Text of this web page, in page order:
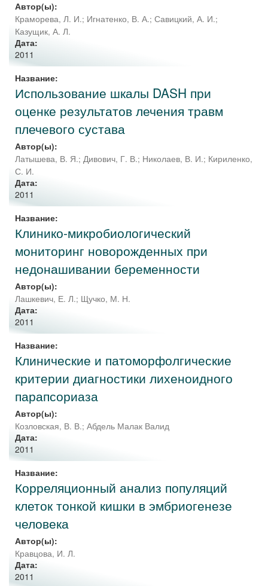
Автор(ы):
Краморева, Л. И.; Игнатенко, В. А.; Савицкий, А. И.;
Казущик, А. Л.
Дата:
2011
Название:
Использование шкалы DASH при
оценке результатов лечения травм
плечевого сустава
Автор(ы):
Латышева, В. Я.; Дивович, Г. В.; Николаев, В. И.; Кириленко,
С. И.
Дата:
2011
Название:
Клинико-микробиологический
мониторинг новорожденных при
недонашивании беременности
Автор(ы):
Лашкевич, Е. Л.; Щучко, М. Н.
Дата:
2011
Название:
Клинические и патоморфолгические
критерии диагностики лихеноидного
парапсориаза
Автор(ы):
Козловская, В. В.; Абдель Малак Валид
Дата:
2011
Название:
Корреляционный анализ популяций
клеток тонкой кишки в эмбриогенезе
человека
Автор(ы):
Кравцова, И. Л.
Дата:
2011